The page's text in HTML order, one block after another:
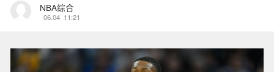
NBA综合
06.04 11:21